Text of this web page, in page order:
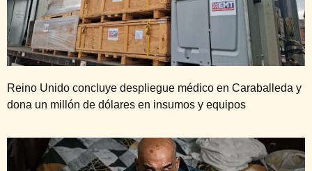
Reino Unido concluye despliegue médico en Caraballeda y
dona un millón de dólares en insumos y equipos